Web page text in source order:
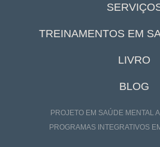
TREINAMENTOS EM
LIVRO
BLOG
PROJETO EM SAÚDE MENTAL
PROGRAMAS INTEGRATIVOS